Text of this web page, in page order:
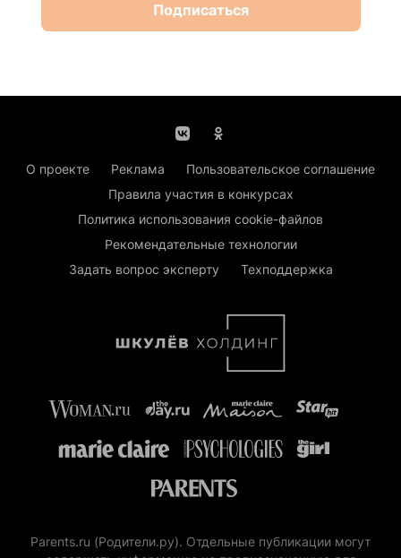
Подписаться
О проекте Реклама
Пользовательское соглашение
Правила участия в конкурсах
Политика использования cookie-файлов
Рекомендательные технологии
Задать вопрос эксперту
Техподдержка
Parents.ru (Родители.ру). Отдельные публикации могут